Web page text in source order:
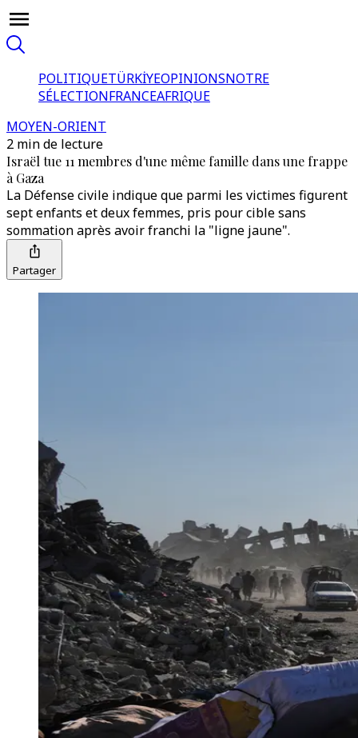
POLITIQUETÜRKİYEOPINIONSNOTRE
SÉLECTIONFRANCEAFRIQUE
MOYEN-ORIENT
2 min de lecture
Israël tue 11 membres d'une même famille dans une frappe
à Gaza
La Défense civile indique que parmi les victimes figurent
sept enfants et deux femmes, pris pour cible sans
sommation après avoir franchi la "ligne jaune".
Partager